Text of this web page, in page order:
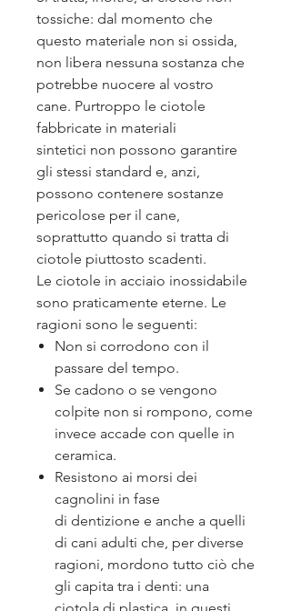
tossiche: dal momento che
questo materiale non si ossida,
non libera nessuna sostanza che
potrebbe nuocere al vostro
cane. Purtroppo le ciotole
fabbricate in materiali
sintetici non possono garantire
gli stessi standard e, anzi,
possono contenere sostanze
pericolose per il cane,
soprattutto quando si tratta di
ciotole piuttosto scadenti.
Le ciotole in acciaio inossidabile
sono praticamente eterne. Le
ragioni sono le seguenti:
Non si corrodono con il
passare del tempo.
Se cadono o se vengono
colpite non si rompono, come
invece accade con quelle in
ceramica.
Resistono ai morsi dei
cagnolini in fase
di dentizione e anche a quelli
di cani adulti che, per diverse
ragioni, mordono tutto ciò che
gli capita tra i denti: una